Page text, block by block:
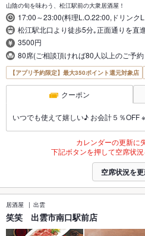
山陰の旬を味わう、松江駅前の大衆居酒屋！
17:00～23:00(料理L.O.22:00,ドリンク
松江駅北口より徒歩5分｡正面通りを直
3500円
80席(ご相談頂ければ80人以上のご予
【アプリ予約限定】最大350ポイント還元対象店
クーポン
いつでも使えて嬉しい♪ お会計５％OFF
カレンダーの更新に
下記ボタンを押して空席状況
空席状況を
居酒屋 出雲
笑笑 出雲市南口駅前店